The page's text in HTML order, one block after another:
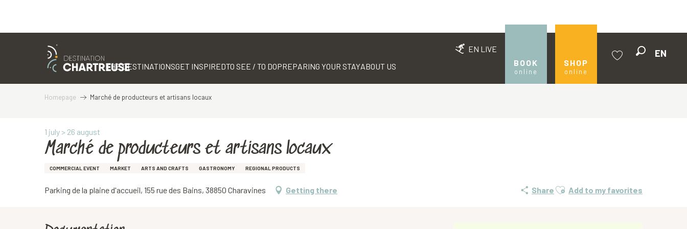
EN LIVE
BOOK
online
SHOP
online
EN
THE DESTINATIONSGET INSPIREDTO SEE / TO DOPREPARING YOUR STAYABOUT US
Homepage Marché de producteurs et artisans locaux
1 july > 26 august
Marché de producteurs et artisans locaux
COMMERCIAL EVENT MARKET ARTS AND CRAFTS GASTRONOMY REGIONAL PRODUCTS
Parking de la plaine d'accueil, 155 rue des Bains, 38850 Charavines Getting there Share Ajouter aux favoris
Add to my favorites